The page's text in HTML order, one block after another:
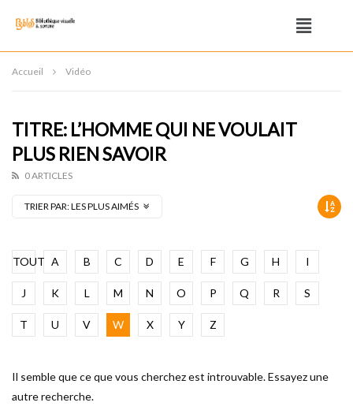
Accueil Vidéo
TITRE: L’HOMME QUI NE VOULAIT
PLUS RIEN SAVOIR
0 ARTICLES
TRIER PAR:LES PLUS AIMÉS
TOUT A B C D E F G H I
J K L M N O P Q R S
T U V W X Y Z
Il semble que ce que vous cherchez est introuvable. Essayez une
autre recherche.